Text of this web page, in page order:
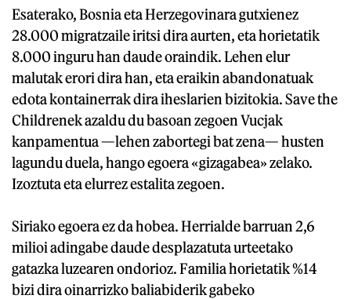
Esaterako, Bosnia eta Herzegovinara gutxienez
28.000 migratzaile iritsi dira aurten, eta horietatik
8.000 inguru han daude oraindik. Lehen elur
malutak erori dira han, eta eraikin abandonatuak
edota kontainerrak dira iheslarien bizitokia. Save the
Childrenek azaldu du basoan zegoen Vucjak
kanpamentua —lehen zabortegi bat zena— husten
lagundu duela, hango egoera «gizagabea» zelako.
Izoztuta eta elurrez estalita zegoen.
Siriako egoera ez da hobea. Herrialde barruan 2,6
milioi adingabe daude desplazatuta urteetako
gatazka luzearen ondorioz. Familia horietatik %14
bizi dira oinarrizko baliabiderik gabeko